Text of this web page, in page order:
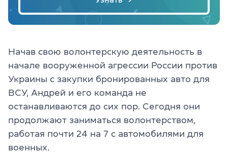
Начав свою волонтерскую деятельность в
начале вооруженной агрессии России против
Украины с закупки бронированных авто для
ВСУ, Андрей и его команда не
останавливаются до сих пор. Сегодня они
продолжают заниматься волонтерством,
работая почти 24 на 7 с автомобилями для
военных.